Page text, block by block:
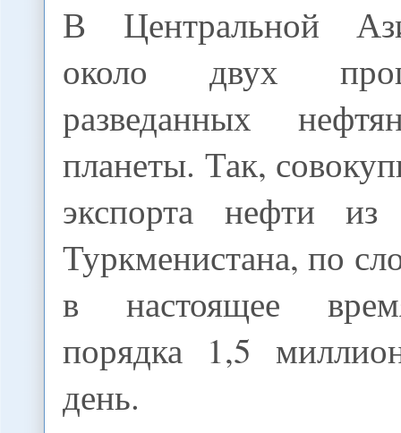
В Центральной
около двух
разведанных
планеты. Так,
экспорта нефти из
Туркменистана, по
в настоящее
порядка 1,5
день.